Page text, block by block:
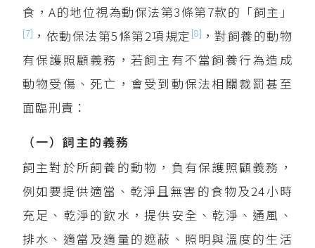
食，A的地位視為動保法第3條第7款的「飼主」
[7] ，依動保法第5條第2項規定 [8] ，對飼養的動物
有保護照顧義務，若飼主有不當飼養行為造成
動物受傷、死亡，會受到動保法相關裁罰甚至
面臨刑責：
（一）飼主的義務
飼主對於所飼養的動物，負有保護照顧義務，
例如要提供適當、乾淨且無害的食物及24小時
充足、乾淨的飲水，提供安全、乾淨、通風、
排水、適當及適量的遮蔽、照明與溫度的生活